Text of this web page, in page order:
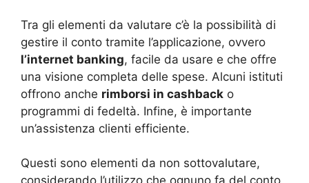
Tra gli elementi da valutare c’è la possibilità di
gestire il conto tramite l’applicazione, ovvero
l’internet banking, facile da usare e che offre
una visione completa delle spese. Alcuni istituti
offrono anche rimborsi in cashback o
programmi di fedeltà. Infine, è importante
un’assistenza clienti efficiente.
Questi sono elementi da non sottovalutare,
considerando l’utilizzo che ognuno fa del conto